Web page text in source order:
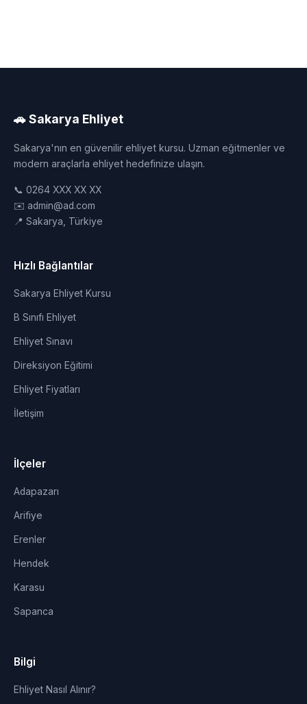
🚗 Sakarya Ehliyet
Sakarya'nın en güvenilir ehliyet kursu. Uzman eğitmenler ve
modern araçlarla ehliyet hedefinize ulaşın.
📞 0264 XXX XX XX
✉️ admin@ad.com
📍 Sakarya, Türkiye
Hızlı Bağlantılar
Sakarya Ehliyet Kursu
B Sınıfı Ehliyet
Ehliyet Sınavı
Direksiyon Eğitimi
Ehliyet Fiyatları
İletişim
İlçeler
Adapazarı
Arifiye
Erenler
Hendek
Karasu
Sapanca
Bilgi
Ehliyet Nasıl Alınır?